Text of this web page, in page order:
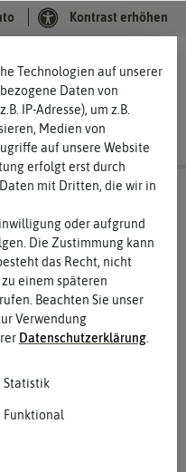
Kontrast erhöhen
Technologien auf unserer
Daten von
IP-Adresse), um z.B.
Medien von
auf unsere Website
erfolgt erst durch
mit Dritten, die wir in
oder aufgrund
Die Zustimmung kann
das Recht, nicht
einem späteren
Beachten Sie unser
Verwendung
Daten­schutz­erklärung.
Statistik
Funktional